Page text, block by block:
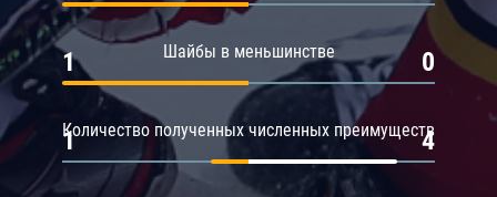
Шайбы в меньшинстве
1 0
Количество полученных численных преимуществ
1 4